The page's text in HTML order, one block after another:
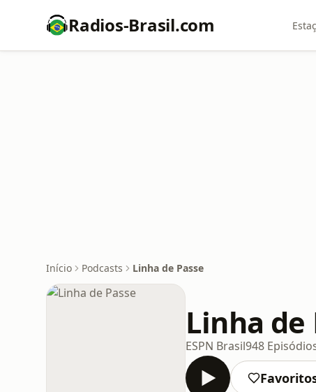
Radios-Brasil.com
Início Podcasts Linha de Passe
Linha de
ESPN Brasil948